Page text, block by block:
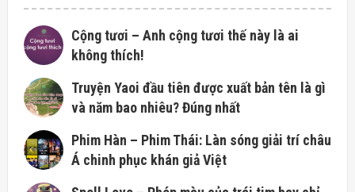
Cộng tươi – Anh cộng tươi thế này là ai
không thích!
Truyện Yaoi đầu tiên được xuất bản tên là gì
và năm bao nhiêu? Đúng nhất
Phim Hàn – Phim Thái: Làn sóng giải trí châu
Á chinh phục khán giả Việt